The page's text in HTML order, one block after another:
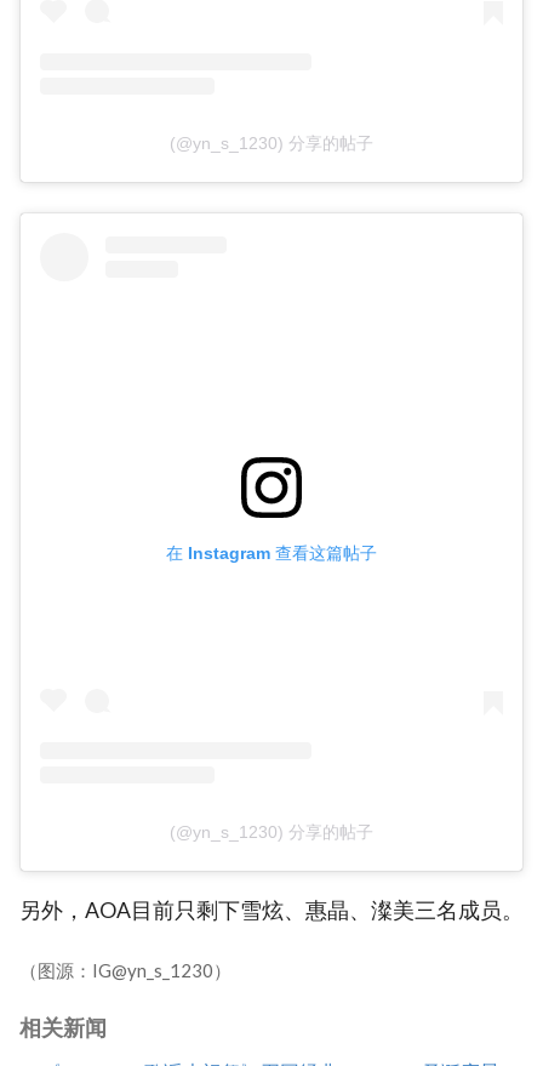
(@yn_s_1230) 分享的帖子
在 Instagram 查看这篇帖子
(@yn_s_1230) 分享的帖子
另外，AOA目前只剩下雪炫、惠晶、澯美三名成员。
（图源：IG@yn_s_1230）
相关新闻